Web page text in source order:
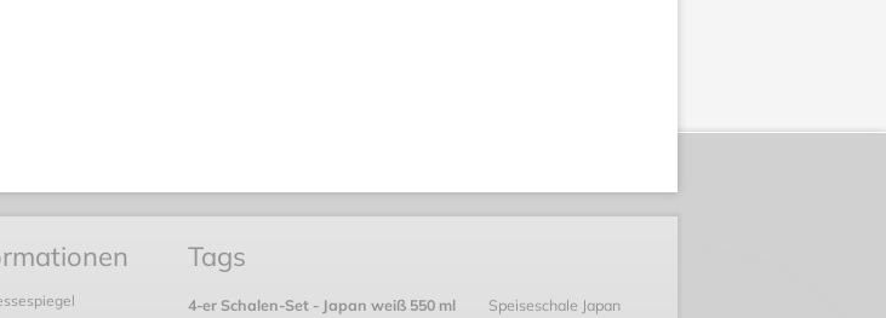
Tags
4-er Schalen-Set - Japan weiß 550 ml
Speiseschale Japan